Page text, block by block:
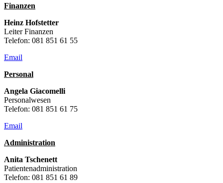
Finanzen
Heinz Hofstetter
Leiter Finanzen
Telefon: 081 851 61 55
Email
Personal
Angela Giacomelli
Personalwesen
Telefon: 081 851 61 75
Email
Administration
Anita Tschenett
Patientenadministration
Telefon: 081 851 61 89